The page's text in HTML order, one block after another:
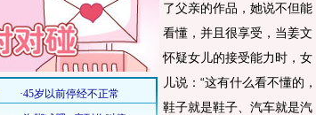
了父亲的作品，她说不但能
看懂，并且很享受，当姜文
怀疑女儿的接受能力时，女
儿说：“这有什么看不懂的，
鞋子就是鞋子、汽车就是汽